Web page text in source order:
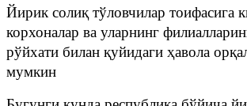
Йирик солиқ тўловчилар тоифасига
корхоналар ва уларнинг
рўйхати билан қуйидаги ҳавола
мумкин